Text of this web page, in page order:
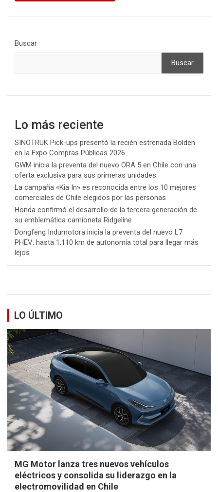
Buscar
Buscar
Lo más reciente
SINOTRUK Pick-ups presentó la recién estrenada Bolden
en la Expo Compras Públicas 2026
GWM inicia la preventa del nuevo ORA 5 en Chile con una
oferta exclusiva para sus primeras unidades
La campaña «Kia In» es reconocida entre los 10 mejores
comerciales de Chile elegidos por las personas
Honda confirmó el desarrollo de la tercera generación de
su emblemática camioneta Ridgeline
Dongfeng Indumotora inicia la preventa del nuevo L7
PHEV: hasta 1.110 km de autonomía total para llegar más
lejos
LO ÚLTIMO
MG Motor lanza tres nuevos vehículos
eléctricos y consolida su liderazgo en la
electromovilidad en Chile